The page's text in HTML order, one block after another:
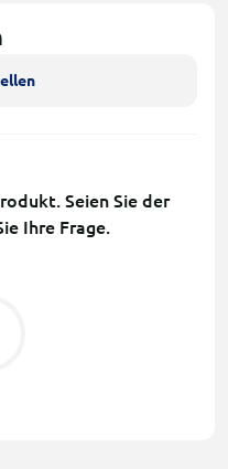
Seien Sie der
Ihre Frage.